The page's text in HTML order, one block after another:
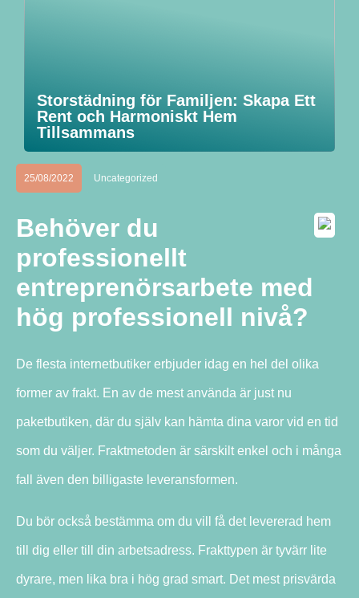
Storstädning för Familjen: Skapa Ett
Rent och Harmoniskt Hem
Tillsammans
25/08/2022 Uncategorized
Behöver du
professionellt
entreprenörsarbete med
hög professionell nivå?
De flesta internetbutiker erbjuder idag en hel del olika
former av frakt. En av de mest använda är just nu
paketbutiken, där du själv kan hämta dina varor vid en tid
som du väljer. Fraktmetoden är särskilt enkel och i många
fall även den billigaste leveransformen.
Du bör också bestämma om du vill få det levererad hem
till dig eller till din arbetsadress. Frakttypen är tyvärr lite
dyrare, men lika bra i hög grad smart. Det mest prisvärda